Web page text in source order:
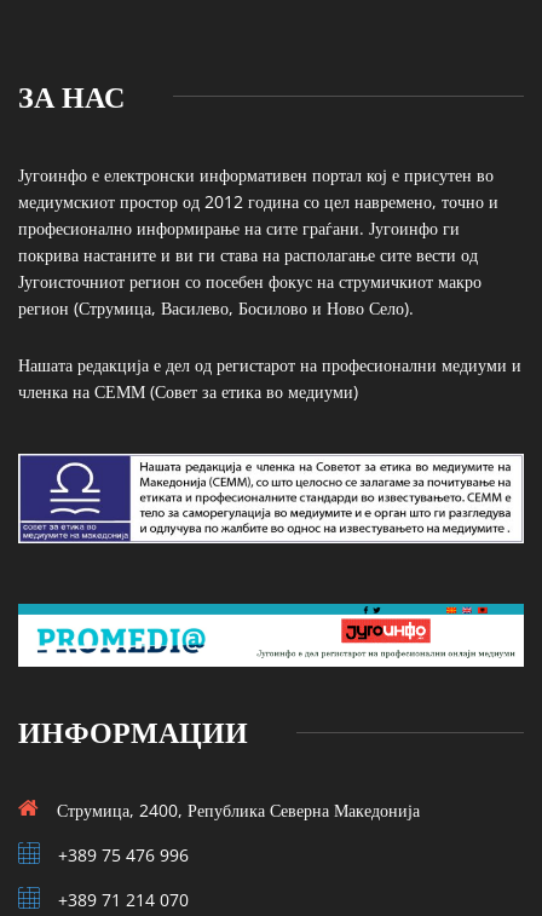
ЗА НАС
Југоинфо е електронски информативен портал кој е присутен во
медиумскиот простор од 2012 година со цел навремено, точно и
професионално информирање на сите граѓани. Југоинфо ги
покрива настаните и ви ги става на располагање сите вести од
Југоисточниот регион со посебен фокус на струмичкиот макро
регион (Струмица, Василево, Босилово и Ново Село).
Нашата редакција е дел од регистарот на професионални медиуми и
членка на СЕММ (Совет за етика во медиуми)
ИНФОРМАЦИИ
Струмица, 2400, Република Северна Македонија
+389 75 476 996
+389 71 214 070